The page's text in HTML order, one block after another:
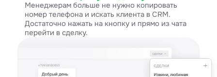
Менеджерам больше не нужно копировать
номер телефона и искать клиента в CRM.
Достаточно нажать на кнопку и прямо из чата
перейти в сделку.